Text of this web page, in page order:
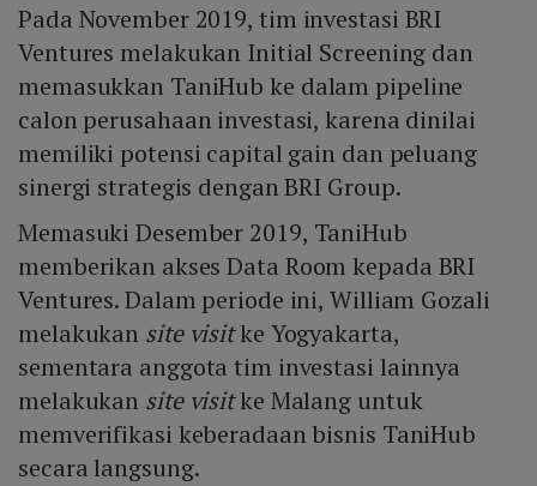
Pada November 2019, tim investasi BRI
Ventures melakukan Initial Screening dan
memasukkan TaniHub ke dalam pipeline
calon perusahaan investasi, karena dinilai
memiliki potensi capital gain dan peluang
sinergi strategis dengan BRI Group.
Memasuki Desember 2019, TaniHub
memberikan akses Data Room kepada BRI
Ventures. Dalam periode ini, William Gozali
melakukan site visitke Yogyakarta,
sementara anggota tim investasi lainnya
melakukan site visitke Malang untuk
memverifikasi keberadaan bisnis TaniHub
secara langsung.